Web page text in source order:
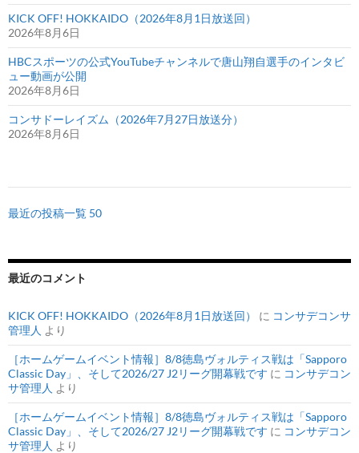
KICK OFF! HOKKAIDO（2026年8月1日放送回）
2026年8月6日
HBCスポーツの公式YouTubeチャンネルで唐山翔自選手のインタビ
ュー動画が公開
2026年8月6日
コンサドーレイズム（2026年7月27日放送分）
2026年8月6日
最近の投稿一覧 50
最近のコメント
KICK OFF! HOKKAIDO（2026年8月1日放送回） に コンサデコンサ
管理人 より
［ホームゲームイベント情報］8/8徳島ヴォルティス戦は「Sapporo
Classic Day」、そして2026/27 J2リーグ開幕戦です に コンサデコン
サ管理人 より
［ホームゲームイベント情報］8/8徳島ヴォルティス戦は「Sapporo
Classic Day」、そして2026/27 J2リーグ開幕戦です に コンサデコン
サ管理人 より